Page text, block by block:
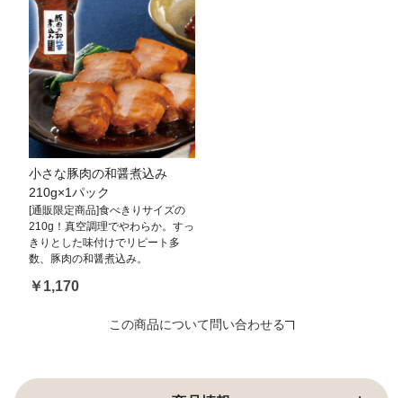
小さな豚肉の和醤煮込み
210g×1パック
[通販限定商品]食べきりサイズの
210g！真空調理でやわらか。すっ
きりとした味付けでリピート多
数、豚肉の和醤煮込み。
￥1,170
この商品について問い合わせる